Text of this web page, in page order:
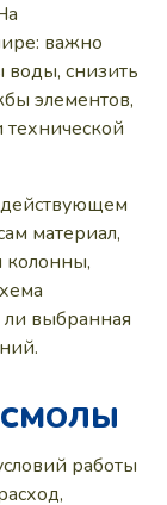
важно
снизить
элементов,
технической
действующем
материал,
колонны,
выбранная
СМОЛЫ
работы